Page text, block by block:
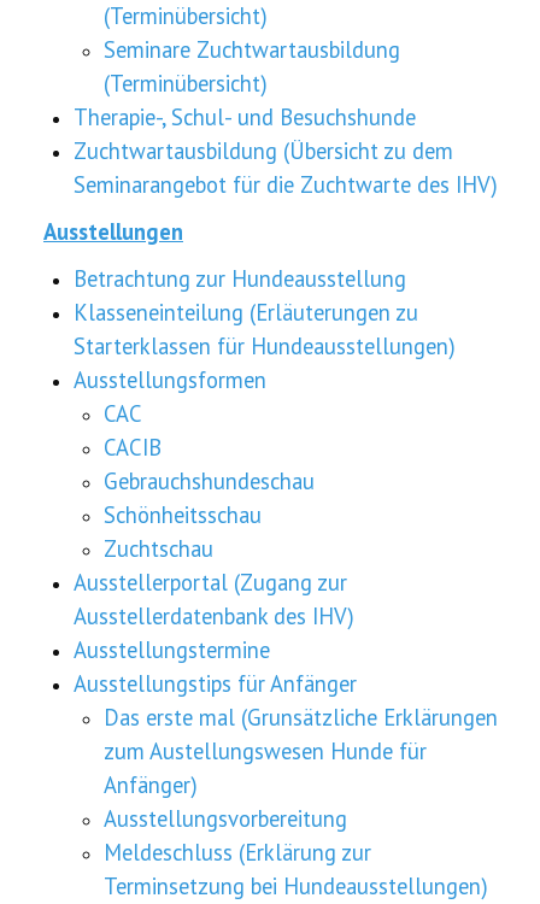
(Terminübersicht)
Seminare Zuchtwartausbildung
(Terminübersicht)
Therapie-, Schul- und Besuchshunde
Zuchtwartausbildung (Übersicht zu dem
Seminarangebot für die Zuchtwarte des IHV)
Ausstellungen
Betrachtung zur Hundeausstellung
Klasseneinteilung (Erläuterungen zu
Starterklassen für Hundeausstellungen)
Ausstellungsformen
CAC
CACIB
Gebrauchshundeschau
Schönheitsschau
Zuchtschau
Ausstellerportal (Zugang zur
Ausstellerdatenbank des IHV)
Ausstellungstermine
Ausstellungstips für Anfänger
Das erste mal (Grunsätzliche Erklärungen
zum Austellungswesen Hunde für
Anfänger)
Ausstellungsvorbereitung
Meldeschluss (Erklärung zur
Terminsetzung bei Hundeausstellungen)